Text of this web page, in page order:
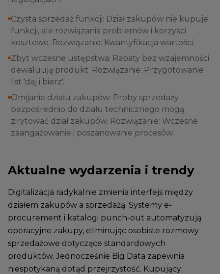
Czysta sprzedaż funkcji: Dział zakupów nie kupuje
funkcji, ale rozwiązania problemów i korzyści
kosztowe. Rozwiązanie: Kwantyfikacja wartości.
Zbyt wczesne ustępstwa: Rabaty bez wzajemności
dewaluują produkt. Rozwiązanie: Przygotowanie
list 'daj i bierz'.
Omijanie działu zakupów: Próby sprzedaży
bezpośrednio do działu technicznego mogą
zirytować dział zakupów. Rozwiązanie: Wczesne
zaangażowanie i poszanowanie procesów.
Aktualne wydarzenia i trendy
Digitalizacja radykalnie zmienia interfejs między
działem zakupów a sprzedażą. Systemy e-
procurement i katalogi punch-out automatyzują
operacyjne zakupy, eliminując osobiste rozmowy
sprzedażowe dotyczące standardowych
produktów. Jednocześnie Big Data zapewnia
niespotykaną dotąd przejrzystość. Kupujący